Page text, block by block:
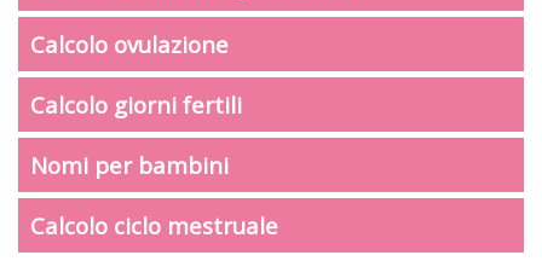
Calcolo ovulazione
Calcolo giorni fertili
Nomi per bambini
Calcolo ciclo mestruale